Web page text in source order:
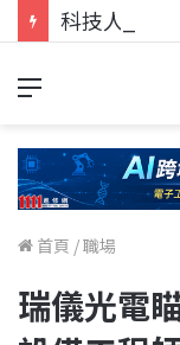
科技人找工
首頁 /職場
瑞儀光電